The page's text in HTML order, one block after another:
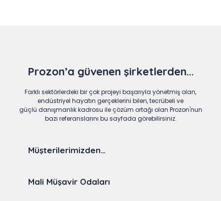
Prozon’a güvenen şirketlerden...
Farklı sektörlerdeki bir çok projeyi başarıyla yönetmiş olan,
endüstriyel hayatın gerçeklerini bilen, tecrübeli ve
güçlü danışmanlık kadrosu ile çözüm ortağı olan Prozon'nun
bazı referanslarını bu sayfada görebilirsiniz.
Müşterilerimizden…
Mali Müşavir Odaları